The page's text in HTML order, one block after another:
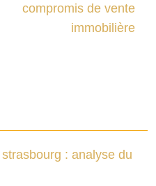
compromis de vente
immobilière
: analyse du